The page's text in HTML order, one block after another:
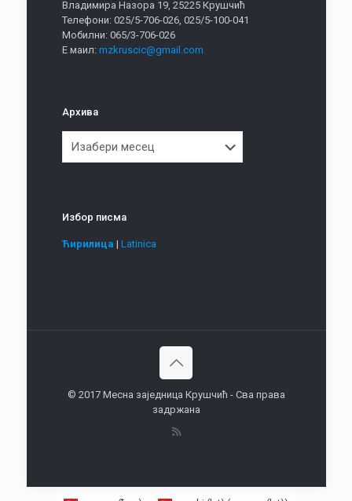
Владимира Назора 19, 25225 Крушчић
Телефони: 025/5-706-026, 025/5-100-041
Мобилни: 065/3-706-026
Е маил: mzkruscic@gmail.com
Архива
Избор писма
Ћирилица | Latinica
© 2017 Месна заједница Крушчић - Сва права
задржана